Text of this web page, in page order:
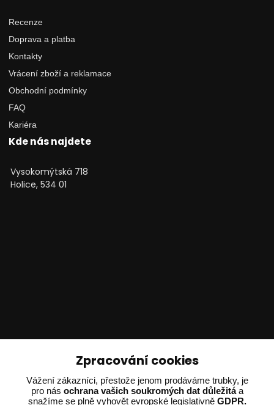
Recenze
Doprava a platba
Kontakty
Vrácení zboží a reklamace
Obchodní podmínky
FAQ
Kariéra
Kde nás najdete
Vysokomýtská 718
Holice, 534 01
Technické poradenství
Ing. Adam Dvořák
+420 602 234 254
Zpracování cookies
Vážení zákazníci, přestože jenom prodáváme trubky, je
pro nás ochrana vašich soukromých dat důležitáa
snažíme se plně vyhovět evropské legislativně GDPR.